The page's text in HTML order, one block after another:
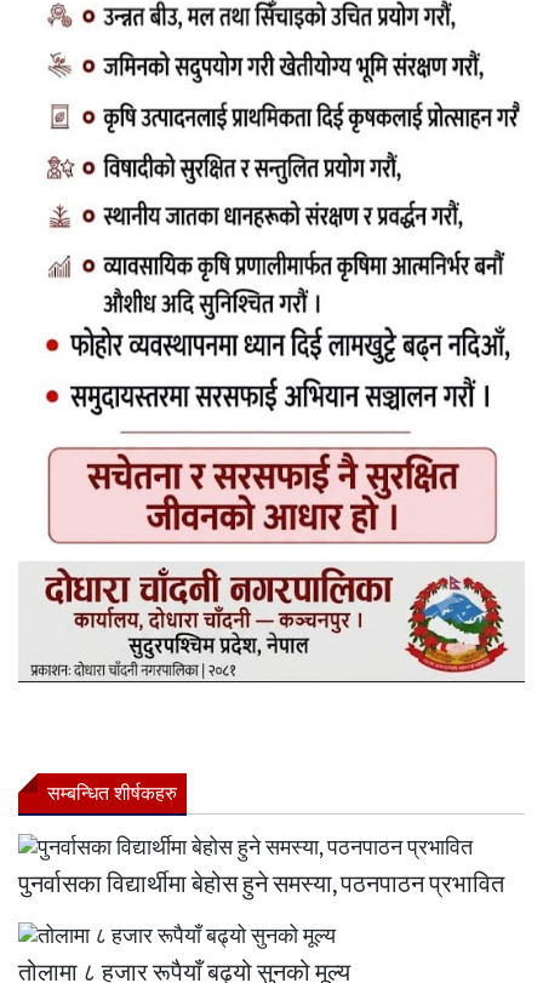
सम्बन्धित शीर्षकहरु
पुनर्वासका विद्यार्थीमा बेहोस हुने समस्या, पठनपाठन प्रभावित
तोलामा ८ हजार रूपैयाँ बढ्यो सुनको मूल्य